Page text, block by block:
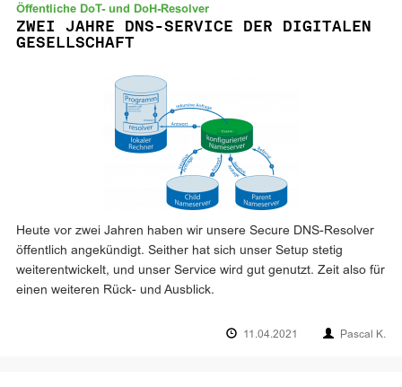
Öffentliche DoT- und DoH-Resolver
ZWEI JAHRE DNS-SERVICE DER DIGITALEN
GESELLSCHAFT
Heute vor zwei Jahren haben wir unsere Secure DNS-Resolver
öffentlich angekündigt. Seither hat sich unser Setup stetig
weiterentwickelt, und unser Service wird gut genutzt. Zeit also für
einen weiteren Rück- und Ausblick.
11.04.2021 Pascal K.